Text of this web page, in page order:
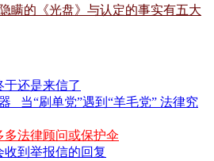
瞒的《光盘》与认定的事实有五大
于还是来信了
_当“刷单党”遇到“羊毛党” 法律究
法律顾问或保护伞
到举报信的回复